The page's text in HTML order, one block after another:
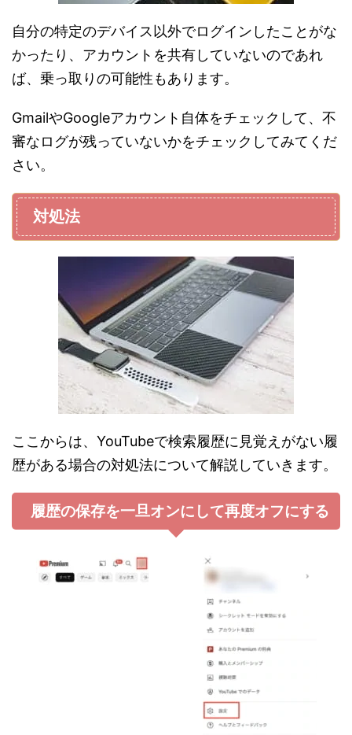
自分の特定のデバイス以外でログインしたことがな
かったり、アカウントを共有していないのであれ
ば、乗っ取りの可能性もあります。
GmailやGoogleアカウント自体をチェックして、不
審なログが残っていないかをチェックしてみてくだ
さい。
対処法
ここからは、YouTubeで検索履歴に見覚えがない履
歴がある場合の対処法について解説していきます。
履歴の保存を一旦オンにして再度オフにする